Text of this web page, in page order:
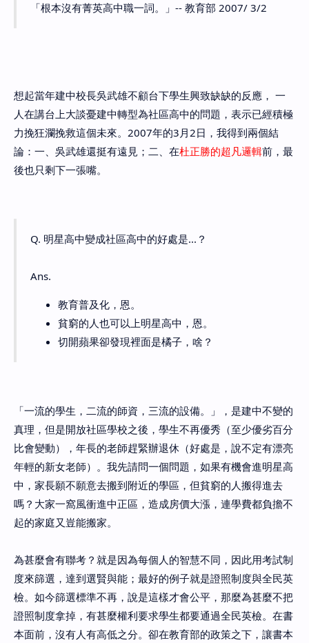
「根本沒有菁英高中職一詞。」-- 教育部 2007/ 3/2
想起當年建中校長吳武雄不顧台下學生興致缺缺的反應， 一
人在講台上大談憂建中轉型為社區高中的問題，表示已經積極
力挽狂瀾挽救這個未來。2007年的3月2日，我得到兩個結
論：一、吳武雄還挺有遠見；二、在杜正勝的超凡邏輯前，最
後也只剩下一張嘴。
Q. 明星高中變成社區高中的好處是...？
Ans.
教育普及化，恩。
貧窮的人也可以上明星高中，恩。
切開蘋果卻發現裡面是橘子，啥？
「一流的學生，二流的師資，三流的設備。」，是建中不變的
真理，但是開放社區學校之後，學生不再優秀（至少優劣百分
比會變動），年長的老師趕緊辦退休（好處是，說不定有漂亮
年輕的新女老師）。我先請問一個問題，如果有機會進明星高
中，家長願不願意去搬到附近的學區，但貧窮的人搬得進去
嗎？大家一窩風衝進中正區，造成房價大漲，連學費都負擔不
起的家庭又豈能搬家。
為甚麼會有聯考？就是因為每個人的智慧不同，因此用考試制
度來篩選，達到選賢與能；最好的例子就是證照制度與全民英
檢。如今篩選標準不再，說是這樣才會公平，那麼為甚麼不把
證照制度拿掉，有甚麼權利要求學生都要通過全民英檢。在書
本面前，沒有人有高低之分。卻在教育部的政策之下，讓書本